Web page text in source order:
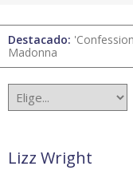
Destacado:
Madonna
Lizz Wright